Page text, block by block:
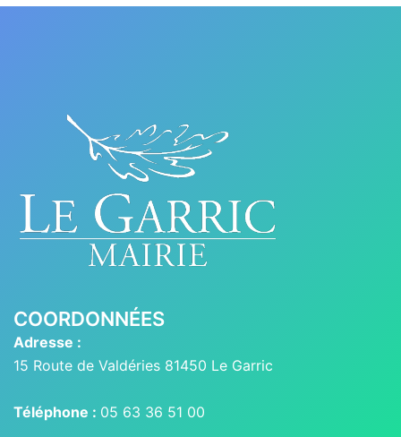
COORDONNÉES
Adresse :
15 Route de Valdéries 81450 Le Garric
Téléphone : 05 63 36 51 00